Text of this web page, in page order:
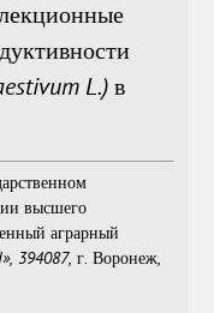
L.) в
высшего
аграрный
394087, г. Воронеж,